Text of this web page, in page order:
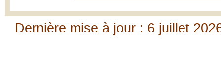
Dernière mise à jour : 6 juillet